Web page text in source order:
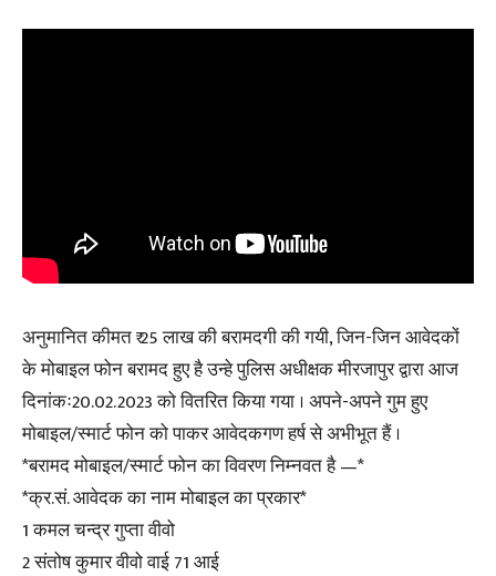
अनुमानित कीमत ₹ 25 लाख की बरामदगी की गयी, जिन-जिन आवेदकों
के मोबाइल फोन बरामद हुए है उन्हे पुलिस अधीक्षक मीरजापुर द्वारा आज
दिनांकः20.02.2023 को वितरित किया गया । अपने-अपने गुम हुए
मोबाइल/स्मार्ट फोन को पाकर आवेदकगण हर्ष से अभीभूत हैं ।
*बरामद मोबाइल/स्मार्ट फोन का विवरण निम्नवत है —*
*क्र.सं. आवेदक का नाम मोबाइल का प्रकार*
1 कमल चन्द्र गुप्ता वीवो
2 संतोष कुमार वीवो वाई 71 आई